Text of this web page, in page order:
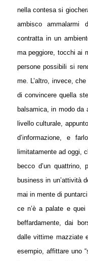
nella contesa si
ambisco ammalarmi
contratta in un
ma peggiore, tocchi ai
persone possibili si
me. L’altro, invece,
di convincere quella
balsamica, in modo
livello culturale,
d’informazione, e
limitatamente ad oggi,
becco d’un quattrino,
business in un’attività
mai in mente di
ce n’è a palate e quei
beffardamente, dai
dalle vittime mazziate
esempio, affittare uno